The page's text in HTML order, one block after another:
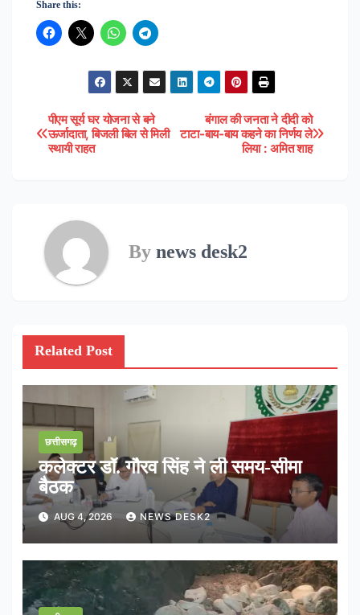
Share this:
Post
navigation
बंगाल की जनता ने दीदी को
टाटा-बाय-बाय कहने का निर्णय ले
लिया : अमित शाह
पीएम सूर्य घर योजना से बने
ऊर्जादाता, बिजली बिल से मिली
स्थायी राहत
By news desk2
Related Post
छत्तीसगढ़
कलेक्टर डॉ. गौरव सिंह ने ली समय-सीमा
बैठक
AUG 4, 2026 NEWS DESK2